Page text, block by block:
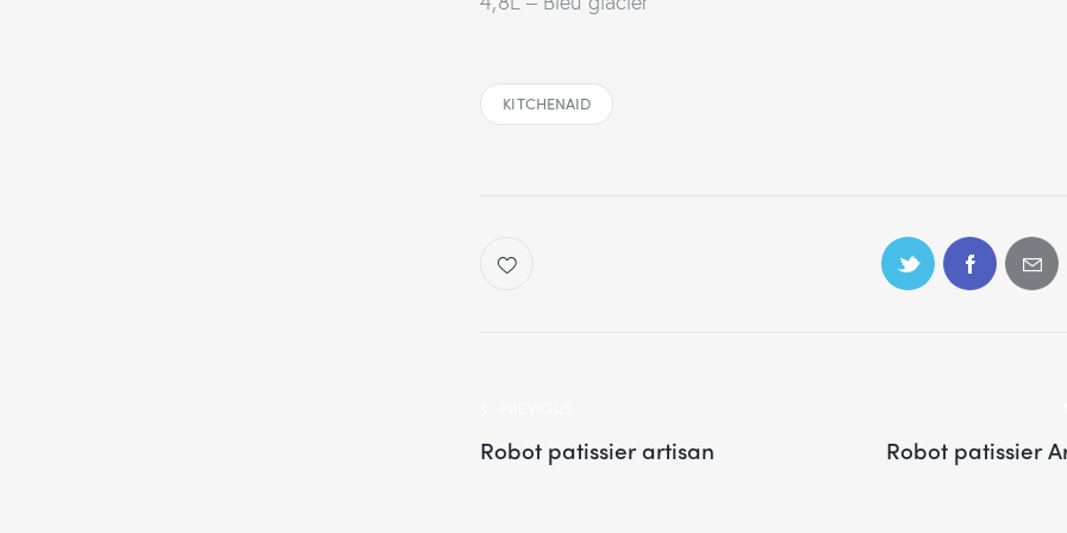
KITCHENAID
Robot patissier artisan Robot patissier